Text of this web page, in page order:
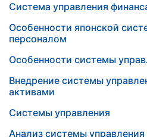
Система управления
Особенности японской
персоналом
Особенности системы
Внедрение системы
активами
Системы управления
Анализ системы управления